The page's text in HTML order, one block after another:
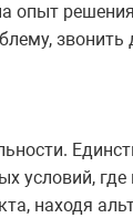
опыт
где
находя